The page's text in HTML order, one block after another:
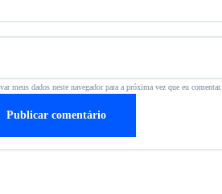
meus dados neste navegador para a próxima vez que eu comentar.